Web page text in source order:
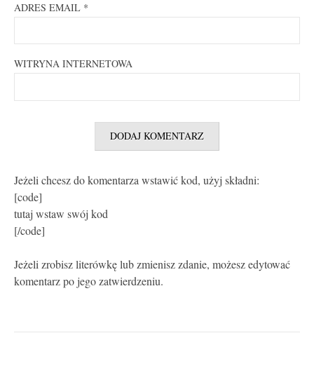
ADRES EMAIL *
WITRYNA INTERNETOWA
Jeżeli chcesz do komentarza wstawić kod, użyj składni:
[code]
tutaj wstaw swój kod
[/code]
Jeżeli zrobisz literówkę lub zmienisz zdanie, możesz edytować
komentarz po jego zatwierdzeniu.